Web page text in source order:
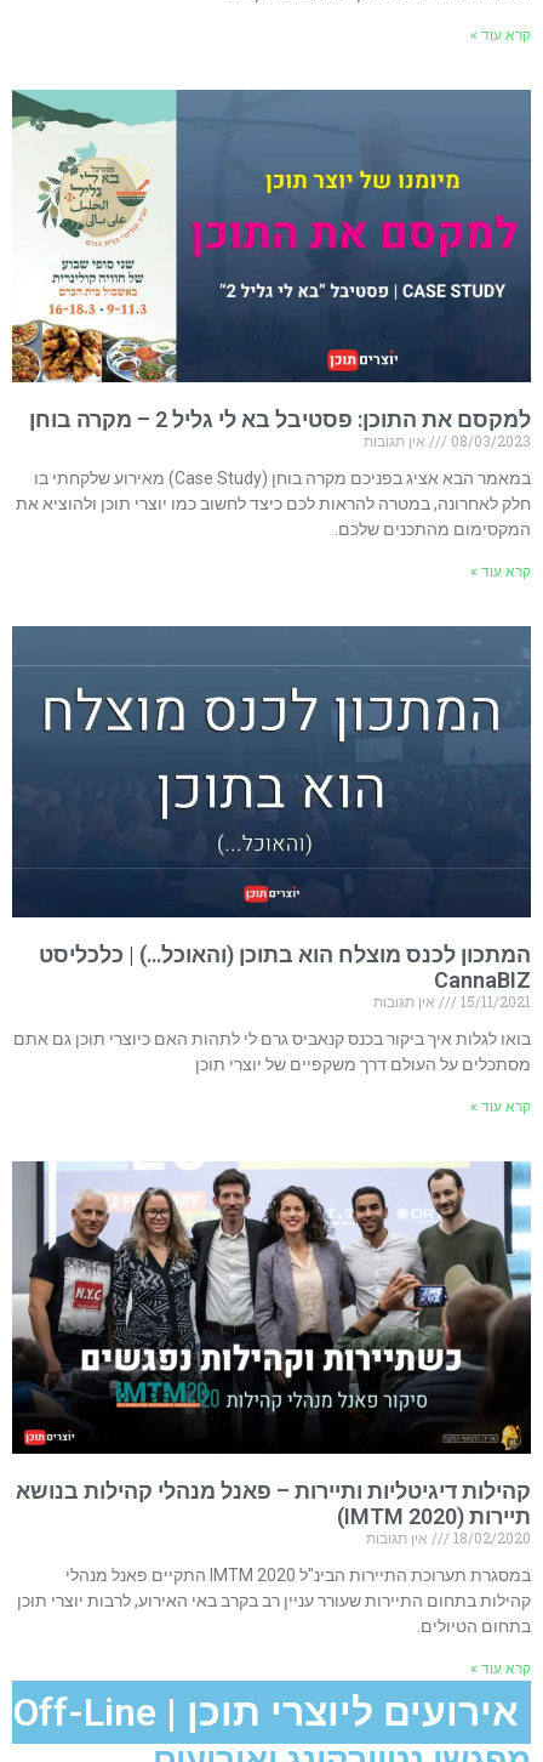
קרא עוד »
למקסם את התוכן: פסטיבל בא לי גליל 2 – מקרה בוחן
08/03/2023
אין תגובות
במאמר הבא אציג בפניכם מקרה בוחן (Case Study) מאירוע שלקחתי בו
חלק לאחרונה, במטרה להראות לכם כיצד לחשוב כמו יוצרי תוכן ולהוציא את
המקסימום מהתכנים שלכם.
קרא עוד »
המתכון לכנס מוצלח הוא בתוכן (והאוכל…) | כלכליסט
CannaBIZ
15/11/2021
אין תגובות
בואו לגלות איך ביקור בכנס קנאביס גרם לי לתהות האם כיוצרי תוכן גם אתם
מסתכלים על העולם דרך משקפיים של יוצרי תוכן
קרא עוד »
קהילות דיגיטליות ותיירות – פאנל מנהלי קהילות בנושא
תיירות (IMTM 2020)
18/02/2020
אין תגובות
במסגרת תערוכת התיירות הבינ"ל IMTM 2020 התקיים פאנל מנהלי
קהילות בתחום התיירות שעורר עניין רב בקרב באי האירוע, לרבות יוצרי תוכן
בתחום הטיולים.
קרא עוד »
אירועים ליוצרי תוכן | Off-Line